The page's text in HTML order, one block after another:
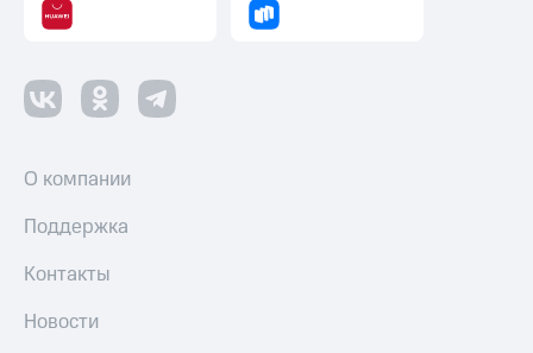
О компании
Поддержка
Контакты
Новости